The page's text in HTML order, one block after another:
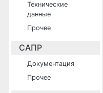
Технические
данные
Прочее
САПР
Документация
Прочее